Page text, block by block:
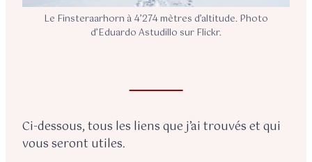
Le Finsteraarhorn à 4’274 mètres d’altitude. Photo
d’Eduardo Astudillo sur Flickr.
Ci-dessous, tous les liens que j’ai trouvés et qui
vous seront utiles.